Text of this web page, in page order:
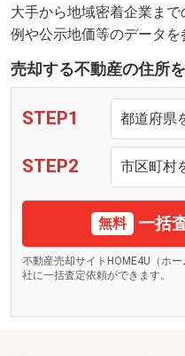
大手から地域密着企業まで
例や公示地価等のデータを
売却する不動産の住所
STEP1
STEP2
無料 一括
不動産売却サイトHOME4U（ホ
社に一括査定依頼ができます。